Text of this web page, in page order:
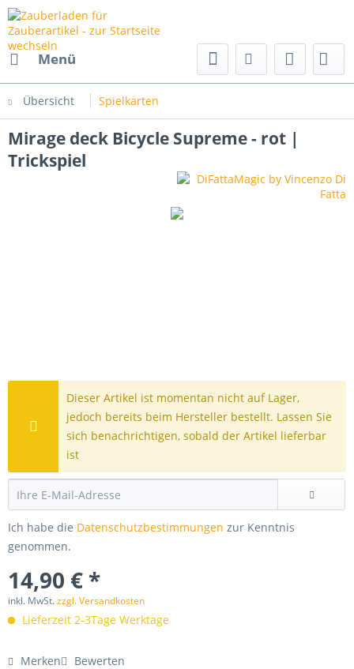
Menü
Übersicht Spielkarten
Mirage deck Bicycle Supreme - rot |
Trickspiel
Dieser Artikel ist momentan nicht auf Lager,
jedoch bereits beim Hersteller bestellt. Lassen Sie
sich benachrichtigen, sobald der Artikel lieferbar
ist
Ich habe die Datenschutzbestimmungen zur Kenntnis
genommen.
14,90 € *
inkl. MwSt.zzgl. Versandkosten
Lieferzeit 2-3Tage Werktage
Merken Bewerten